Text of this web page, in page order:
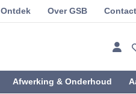
Ontdek Over GSB Contact
Afwerking & Onderhoud